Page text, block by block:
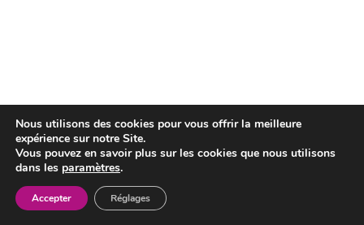
Nous utilisons des cookies pour vous offrir la meilleure
expérience sur notre Site.
Vous pouvez en savoir plus sur les cookies que nous utilisons
dans les paramètres.
Accepter Réglages